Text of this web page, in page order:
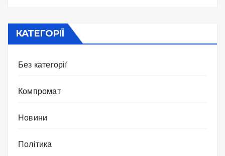
КАТЕГОРІЇ
Без категорії
Компромат
Новини
Політика